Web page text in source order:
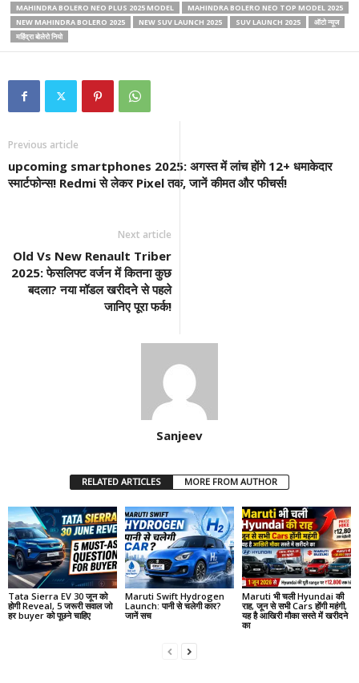
MAHINDRA BOLERO NEO PLUS 2025 MODEL
MAHINDRA BOLERO NEO TOP MODEL 2025
NEW MAHINDRA BOLERO 2025
NEW SUV LAUNCH 2025 SUV LAUNCH 2025
ऑटो न्यूज
महिंद्रा बोलेरो नियो
Previous article
upcoming smartphones 2025: अगस्त में लांच होंगे 12+ धमाकेदार
स्मार्टफोन्स! Redmi से लेकर Pixel तक, जानें कीमत और फीचर्स!
Next article
Old Vs New Renault Triber
2025: फेसलिफ्ट वर्जन में कितना कुछ
बदला? नया मॉडल खरीदने से पहले
जानिए पूरा फर्क!
Sanjeev
RELATED ARTICLES MORE FROM AUTHOR
Tata Sierra EV 30 जून को
होगी Reveal, 5 जरूरी सवाल जो
हर buyer को पूछने चाहिए
Maruti Swift Hydrogen
Launch: पानी से चलेगी कार?
जानें सच
Maruti भी चली Hyundai की
राह, जून से सभी Cars होंगी महंगी,
यह है आखिरी मौका सस्ते में खरीदने
का